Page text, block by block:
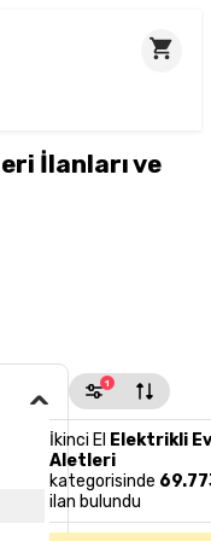
İlanları ve
1
İkinci El Elektrikli
Aletleri
kategorisinde
ilan bulundu